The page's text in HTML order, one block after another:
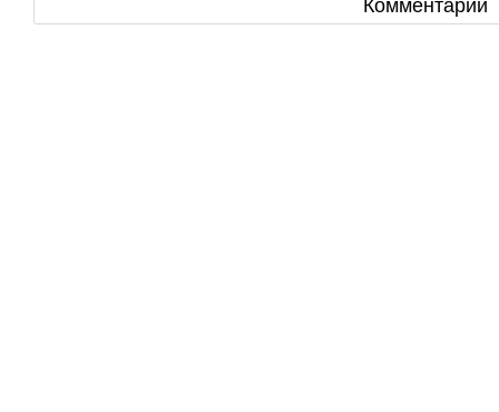
Комментарии